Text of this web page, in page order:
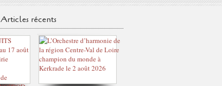
Articles récents